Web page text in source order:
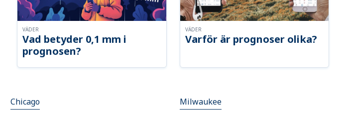
Vad betyder 0,1 mm i
prognosen?
VÄDER
Varför är prognoser olika?
VÄDER
Chicago Milwaukee